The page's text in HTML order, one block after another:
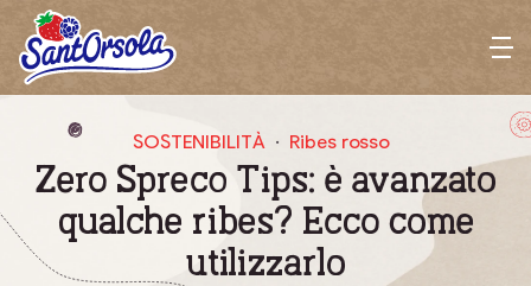
M
e
u
SOSTENIBILITÀ Ribes rosso
Zero Spreco Tips: è avanzato
qualche ribes? Ecco come
utilizzarlo